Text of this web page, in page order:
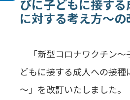
びに子どもに接す
に対する考え方～の
「新型コロナワクチン～
どもに接する成人への接種
～」を改訂いたしました。